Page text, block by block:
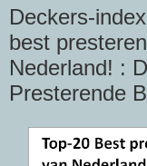
Deckers-
best
Nederland! :
Presterende